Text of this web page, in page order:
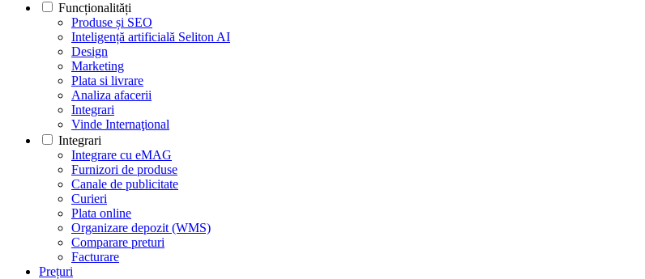
Funcționalități
Produse și SEO
Inteligență artificială Seliton AI
Design
Marketing
Plata si livrare
Analiza afacerii
Integrari
Vinde Internaţional
Integrari
Integrare cu eMAG
Furnizori de produse
Canale de publicitate
Curieri
Plata online
Organizare depozit (WMS)
Comparare preturi
Facturare
Prețuri